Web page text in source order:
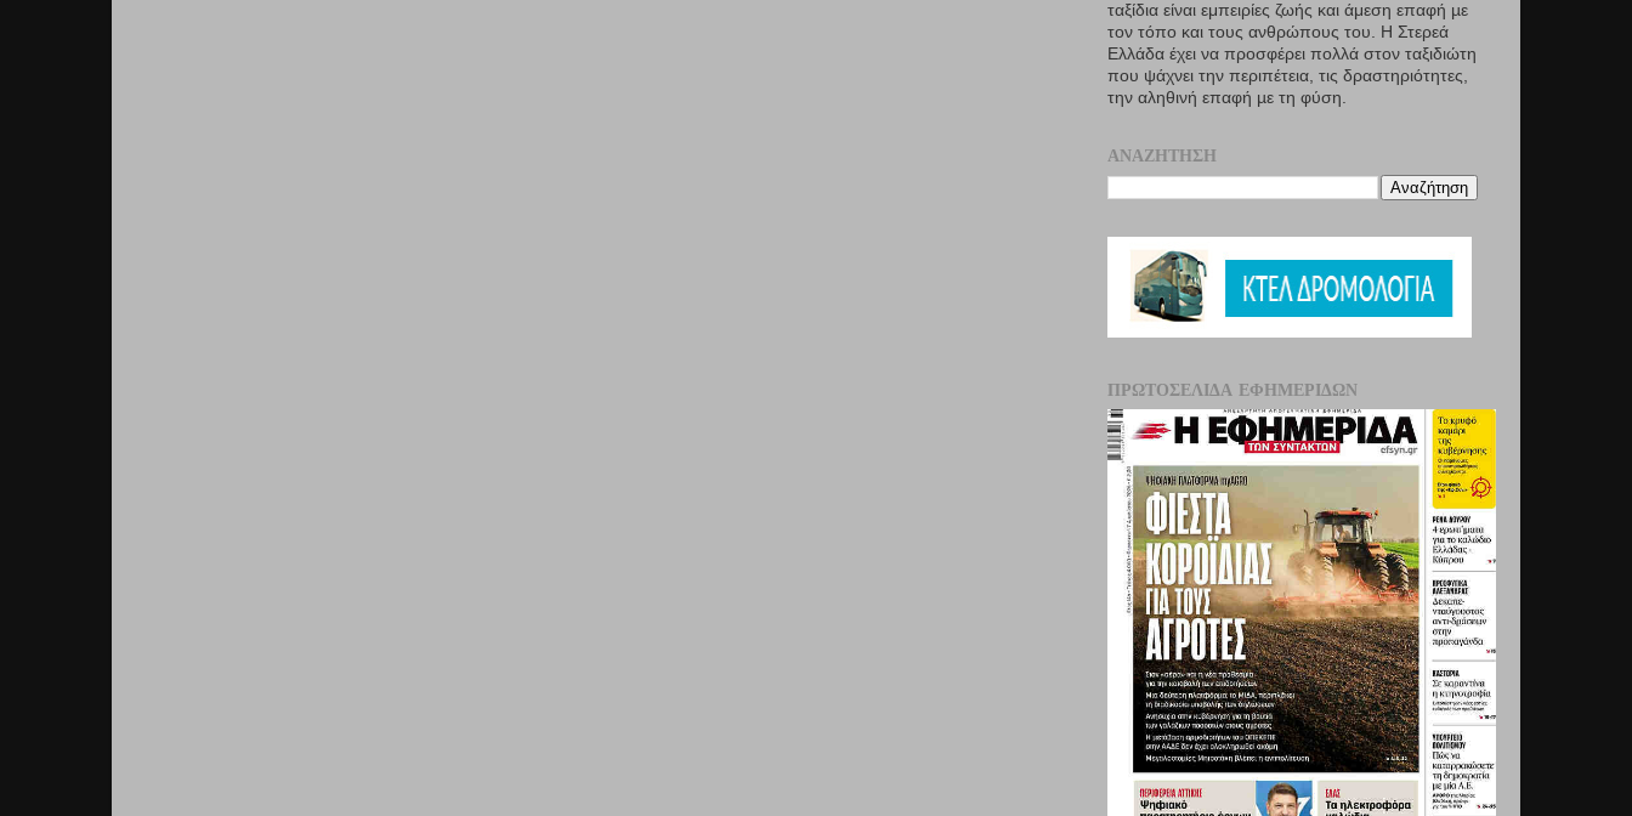
ταξίδια είναι εμπειρίες ζωής και άμεση επαφή µε
τον τόπο και τους ανθρώπους του. Η Στερεά
Ελλάδα έχει να προσφέρει πολλά στον ταξιδιώτη
που ψάχνει την περιπέτεια, τις δραστηριότητες,
την αληθινή επαφή µε τη φύση.
ΑΝΑΖΉΤΗΣΗ
ΠΡΩΤΟΣΈΛΙΔΑ ΕΦΗΜΕΡΊΔΩΝ